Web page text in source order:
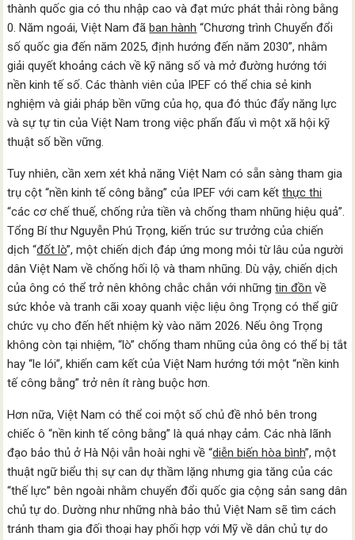
thành quốc gia có thu nhập cao và đạt mức phát thải ròng bằng
0. Năm ngoái, Việt Nam đãban hành “Chương trình Chuyển đổi
số quốc gia đến năm 2025, định hướng đến năm 2030”, nhằm
giải quyết khoảng cách về kỹ năng số và mở đường hướng tới
nền kinh tế số. Các thành viên của IPEF có thể chia sẻ kinh
nghiệm và giải pháp bền vững của họ, qua đó thúc đẩy năng lực
và sự tự tin của Việt Nam trong việc phấn đấu vì một xã hội kỹ
thuật số bền vững.
Tuy nhiên, cần xem xét khả năng Việt Nam có sẵn sàng tham gia
trụ cột “nền kinh tế công bằng” của IPEF với cam kếtthực thi
“các cơ chế thuế, chống rửa tiền và chống tham nhũng hiệu quả”.
Tổng Bí thư Nguyễn Phú Trọng, kiến trúc sư trưởng của chiến
dịch “đốt lò”, một chiến dịch đáp ứng mong mỏi từ lâu của người
dân Việt Nam về chống hối lộ và tham nhũng. Dù vậy, chiến dịch
của ông có thể trở nên không chắc chắn với nhữngtin đồn về
sức khỏe và tranh cãi xoay quanh việc liệu ông Trọng có thể giữ
chức vụ cho đến hết nhiệm kỳ vào năm 2026. Nếu ông Trọng
không còn tại nhiệm, “lò” chống tham nhũng của ông có thể bị tắt
hay “le lói”, khiến cam kết của Việt Nam hướng tới một “nền kinh
tế công bằng” trở nên ít ràng buộc hơn.
Hơn nữa, Việt Nam có thể coi một số chủ đề nhỏ bên trong
chiếc ô “nền kinh tế công bằng” là quá nhạy cảm. Các nhà lãnh
đạo bảo thủ ở Hà Nội vẫn hoài nghi về “diễn biến hòa bình”, một
thuật ngữ biểu thị sự can dự thầm lặng nhưng gia tăng của các
“thế lực” bên ngoài nhằm chuyển đổi quốc gia cộng sản sang dân
chủ tự do. Dường như những nhà bảo thủ Việt Nam sẽ tìm cách
tránh tham gia đối thoại hay phối hợp với Mỹ về dân chủ tự do